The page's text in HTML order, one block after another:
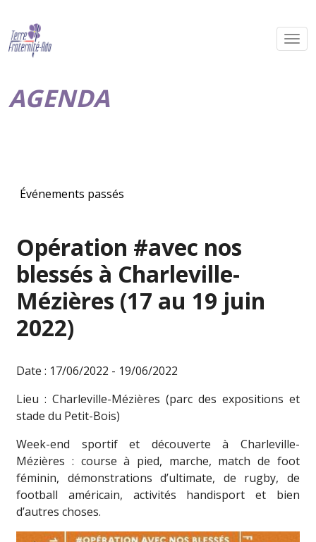
AGENDA
Événements passés
Opération #avec nos
blessés à Charleville-
Mézières (17 au 19 juin
2022)
Date : 17/06/2022 - 19/06/2022
Lieu : Charleville-Mézières (parc des expositions et
stade du Petit-Bois)
Week-end sportif et découverte à Charleville-
Mézières : course à pied, marche, match de foot
féminin, démonstrations d’ultimate, de rugby, de
football américain, activités handisport et bien
d’autres choses.